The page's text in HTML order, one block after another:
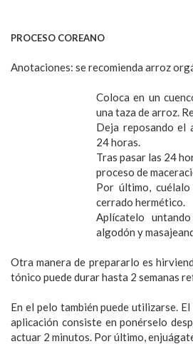
PROCESO COREANO
Anotaciones: se recomienda arroz
Coloca en un
una taza de arroz.
Deja reposando el
24 horas.
Tras pasar las 24
proceso de
Por último,
cerrado hermético.
Aplícatelo
algodón y
Otra manera de prepararlo es
tónico puede durar hasta 2 semanas
En el pelo también puede utilizarse.
aplicación consiste en ponérselo
actuar 2 minutos. Por último,